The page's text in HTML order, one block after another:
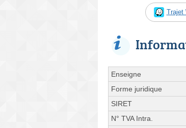
Trajet
Enseigne
Forme juridique
SIRET
N° TVA Intra.